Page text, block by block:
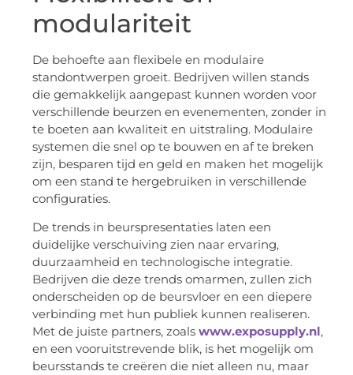
modulariteit
De behoefte aan flexibele en modulaire
standontwerpen groeit. Bedrijven willen stands
die gemakkelijk aangepast kunnen worden voor
verschillende beurzen en evenementen, zonder in
te boeten aan kwaliteit en uitstraling. Modulaire
systemen die snel op te bouwen en af te breken
zijn, besparen tijd en geld en maken het mogelijk
om een stand te hergebruiken in verschillende
configuraties.
De trends in beurspresentaties laten een
duidelijke verschuiving zien naar ervaring,
duurzaamheid en technologische integratie.
Bedrijven die deze trends omarmen, zullen zich
onderscheiden op de beursvloer en een diepere
verbinding met hun publiek kunnen realiseren.
Met de juiste partners, zoals www.exposupply.nl,
en een vooruitstrevende blik, is het mogelijk om
beursstands te creëren die niet alleen nu, maar